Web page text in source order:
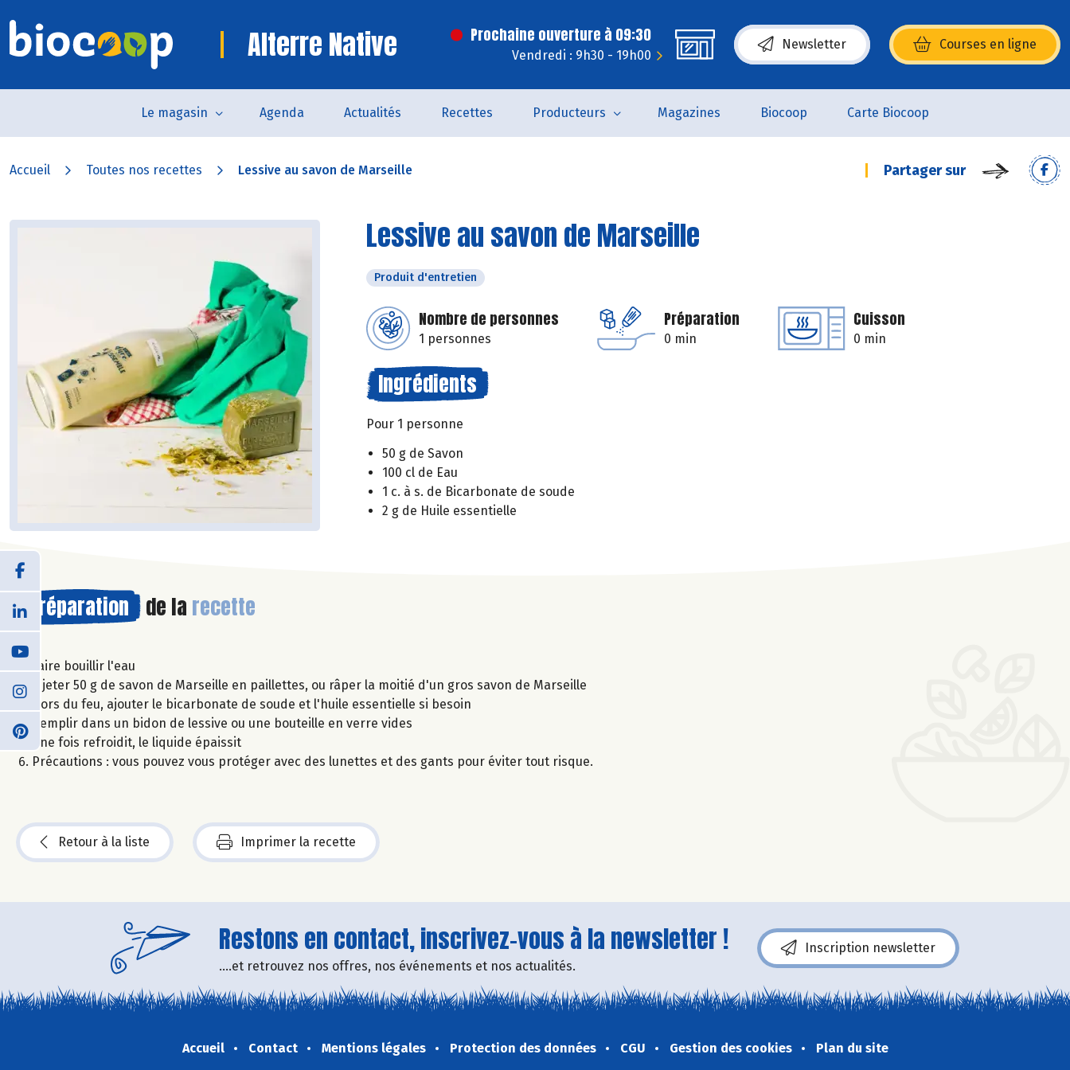
Alterre Native Prochaine ouverture à 09:30
Vendredi : 9h30 - 19h00
Newsletter Courses en ligne
(s’ouvre dans une nouvelle fenêtre)
Le magasin Agenda Actualités Recettes Producteurs Magazines Biocoop Carte Biocoop
Accueil Toutes nos recettes Lessive au savon de Marseille Partager sur
Lessive au savon de Marseille
Produit d'entretien
Nombre de personnes
1 personnes
Préparation
0 min
Cuisson
0 min
Ingrédients
Pour 1 personne
50 g de Savon
100 cl de Eau
1 c. à s. de Bicarbonate de soude
2 g de Huile essentielle
Préparation de la recette
Faire bouillir l'eau
Y jeter 50 g de savon de Marseille en paillettes, ou râper la moitié d'un gros savon de Marseille
Hors du feu, ajouter le bicarbonate de soude et l'huile essentielle si besoin
Remplir dans un bidon de lessive ou une bouteille en verre vides
Une fois refroidit, le liquide épaissit
Précautions : vous pouvez vous protéger avec des lunettes et des gants pour éviter tout risque.
Retour à la liste Imprimer la recette
Restons en contact, inscrivez-vous à la newsletter !
....et retrouvez nos offres, nos événements et nos actualités.
Inscription newsletter
Accueil Contact Mentions légales Protection des données CGU Gestion des cookies Plan du site